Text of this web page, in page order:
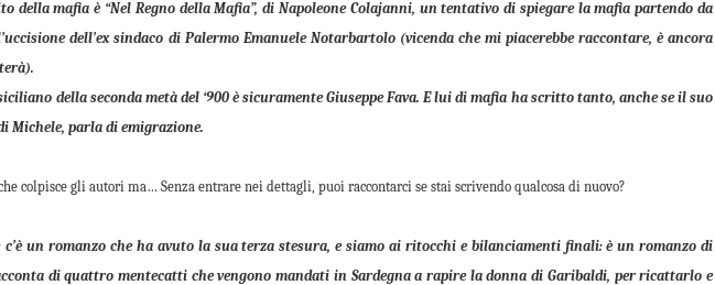
mafia è “Nel Regno della Mafia”, di Napoleone Colajanni, un tentativo di spiegare la mafia partendo da
dell’ex sindaco di Palermo Emanuele Notarbartolo (vicenda che mi piacerebbe raccontare, è ancora
della seconda metà del ‘900 è sicuramente Giuseppe Fava. E lui di mafia ha scritto tanto, anche se il suo
Michele, parla di emigrazione.
colpisce gli autori ma… Senza entrare nei dettagli, puoi raccontarci se stai scrivendo qualcosa di nuovo?
un romanzo che ha avuto la sua terza stesura, e siamo ai ritocchi e bilanciamenti finali: è un romanzo di
di quattro mentecatti che vengono mandati in Sardegna a rapire la donna di Garibaldi, per ricattarlo e